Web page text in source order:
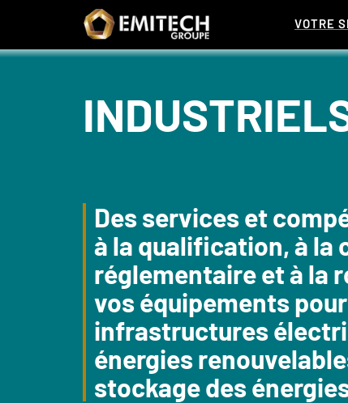
Panneau de gestion des cookies
VOTRE
Des services et
à la qualification, à la
réglementaire et à la
vos équipements
infrastructures
énergies
stockage des